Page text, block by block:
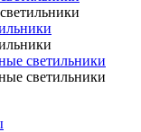
светильники
светильники